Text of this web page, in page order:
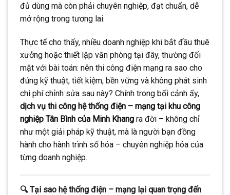
đủ dùng mà còn phải chuyên nghiệp, đạt chuẩn, dễ
mở rộng trong tương lai.
Thực tế cho thấy, nhiều doanh nghiệp khi bắt đầu thuê
xưởng hoặc thiết lập văn phòng tại đây, thường đối
mặt với bài toán: nên thi công điện mạng ra sao cho
đúng kỹ thuật, tiết kiệm, bền vững và không phát sinh
chi phí chỉnh sửa sau này? Chính trong bối cảnh ấy,
dịch vụ thi công hệ thống điện – mạng tại khu công
nghiệp Tân Bình của Minh Khang ra đời – không chỉ
như một giải pháp kỹ thuật, mà là người bạn đồng
hành cho hành trình số hóa – chuyên nghiệp hóa của
từng doanh nghiệp.
🔍 Tại sao hệ thống điện – mạng lại quan trọng đến